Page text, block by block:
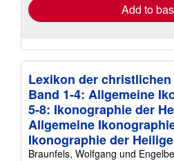
Add to
Lexikon der
Band 1-4: Allgemeine
5-8: Ikonographie der
Allgemeine
Ikonographie der
Braunfels, Wolfgang und